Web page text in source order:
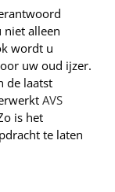
niet alleen
wordt u
uw oud ijzer.
de laatst
AVS
is het
te laten